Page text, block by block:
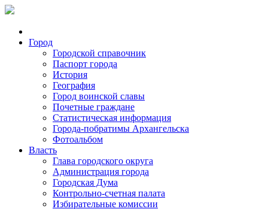
Город
Городской справочник
Паспорт города
История
География
Город воинской славы
Почетные граждане
Статистическая информация
Города-побратимы Архангельска
Фотоальбом
Власть
Глава городского округа
Администрация города
Городская Дума
Контрольно-счетная палата
Избирательные комиссии